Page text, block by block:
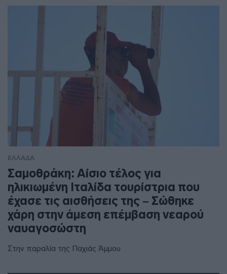
ΕΛΛΑΔΑ
Σαμοθράκη: Αίσιο τέλος για
ηλικιωμένη Ιταλίδα τουρίστρια που
έχασε τις αισθήσεις της – Σώθηκε
χάρη στην άμεση επέμβαση νεαρού
ναυαγοσώστη
Στην παραλία της Παχιάς Άμμου